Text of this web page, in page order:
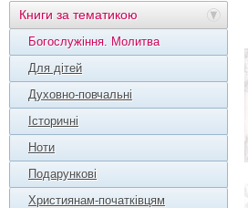
Книги за тематикою
Богослужіння. Молитва
Для дітей
Духовно-повчальні
Історичні
Ноти
Подарункові
Християнам-початківцям